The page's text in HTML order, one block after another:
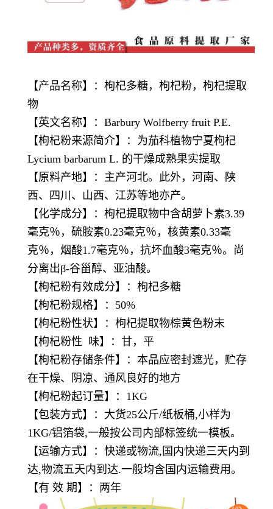
【产品名称】：枸杞多糖，枸杞粉， 枸杞提取
物
【英文名称】：Barbury Wolfberry fruit P.E.
【枸杞粉来源简介】：为茄科植物宁夏枸杞
Lycium barbarum L. 的干燥成熟果实提取
【原料产地】：主产河北。此外，河南、陕
西、四川、山西、江苏等地亦产。
【化学成分】：枸杞提取物中含胡萝卜素3.39
毫克％，硫胺素0.23毫克％，核黄素0.33毫
克％，烟酸1.7毫克％，抗坏血酸3毫克％。尚
分离出β-谷甾醇、亚油酸。
【枸杞粉有效成分】：枸杞多糖
【枸杞粉规格】：50%
【枸杞粉性状】：枸杞提取物棕黄色粉末
【枸杞粉性 味】：甘，平
【枸杞粉存储条件】：本品应密封遮光，贮存
在干燥、阴凉、通风良好的地方
【枸杞粉起订量】：1KG
【包装方式】：大货25公斤/纸板桶,小样为
1KG/铝箔袋,一般按公司内部标签统一模板。
【运输方式】：快递或物流,国内快递三天内到
达,物流五天内到达.一般均含国内运输费用。
【有 效 期】：两年